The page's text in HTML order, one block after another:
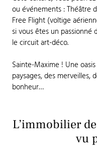
ou événements : Théâtre
Free Flight (voltige
si vous êtes un passionné
le circuit art-déco.
Sainte-Maxime ! Une
paysages, des merveilles,
bonheur…
L’immobilier
vu